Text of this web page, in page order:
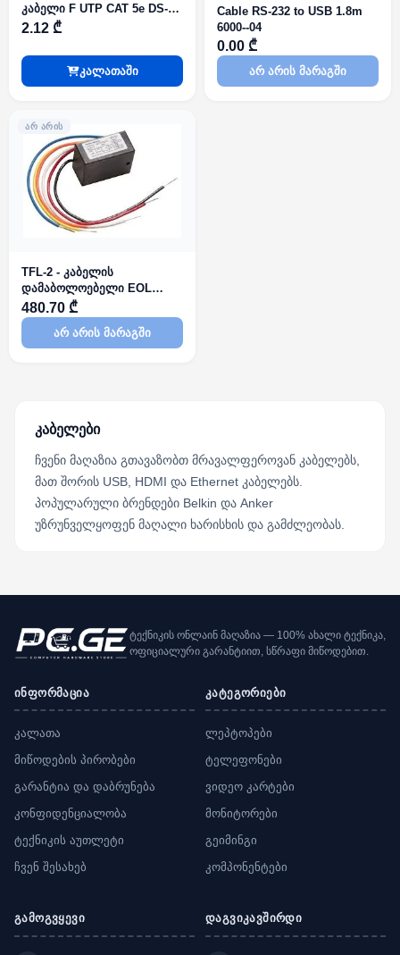
კაბელი F UTP CAT 5e DS-
1LN5EOPSPE (O-STD) black
2.12 ₾
კალათაში
Cable RS-232 to USB 1.8m
6000--04
0.00 ₾
არ არის მარაგში
ᲐᲠ ᲐᲠᲘᲡ
TFL-2 - კაბელის
დამაბოლოებელი EOL
Control Relay
480.70 ₾
არ არის მარაგში
კაბელები
ჩვენი მაღაზია გთავაზობთ მრავალფეროვან კაბელებს,
მათ შორის USB, HDMI და Ethernet კაბელებს.
პოპულარული ბრენდები Belkin და Anker
უზრუნველყოფენ მაღალი ხარისხის და გამძლეობას.
ტექნიკის ონლაინ მაღაზია — 100% ახალი ტექნიკა,
ოფიციალური გარანტიით, სწრაფი მიწოდებით.
ინფორმაცია
კალათა
მიწოდების პირობები
გარანტია და დაბრუნება
კონფიდენციალობა
ტექნიკის აუთლეტი
ჩვენ შესახებ
კატეგორიები
ლეპტოპები
ტელეფონები
ვიდეო კარტები
მონიტორები
გეიმინგი
კომპონენტები
გამოგვყევი დაგვიკავშირდი